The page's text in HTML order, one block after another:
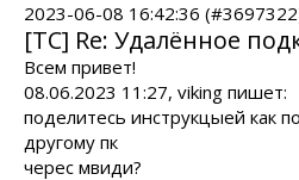
2023-06-08 16:42:36
[TC] Re: Удалённое
Всем привет!
08.06.2023 11:27, viking пишет:
поделитесь инструкцыей как
другому пк
черес мвиди?